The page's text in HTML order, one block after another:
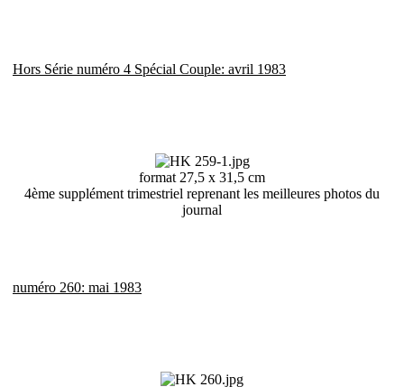
Hors Série numéro 4 Spécial Couple: avril 1983
format 27,5 x 31,5 cm
4ème supplément trimestriel reprenant les meilleures photos du
journal
numéro 260: mai 1983